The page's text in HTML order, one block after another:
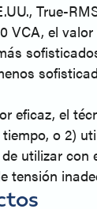
True-
VCA, el
eficaz, el
o 2)
utilizar
tensión